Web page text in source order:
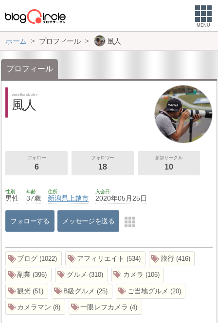
MENU
ホーム プロフィール 風人
プロフィール
windkindaitei
風人
フォロー
6
フォロワー
18
参加サークル
10
性別
男性
年齢
37歳
住所
新潟県 上越市
入会日
2020年05月25日
フォローする メッセージを送る
ブログ 1022 アフィリエイト 534 旅行 416
副業 396 グルメ 310 カメラ 106
観光 51 B級グルメ 25 ご当地グルメ 20
カメラマン 8 一眼レフカメラ 4